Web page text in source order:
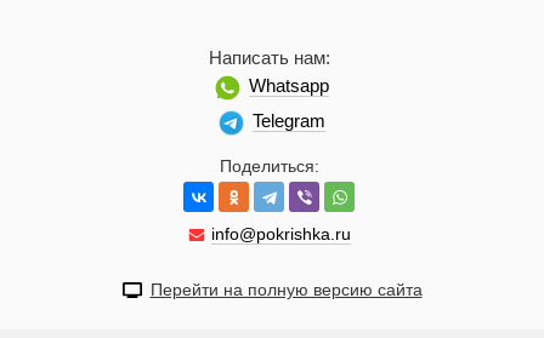
Поделиться:
info@pokrishka.ru
Написать нам:
Whatsapp
Telegram
Перейти на полную версию сайта